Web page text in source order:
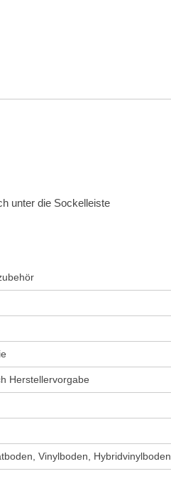
unter die Sockelleiste
Herstellervorgabe
Vinylboden, Hybridvinylboden